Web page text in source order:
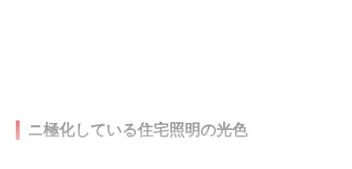
ニ極化している住宅照明の光色